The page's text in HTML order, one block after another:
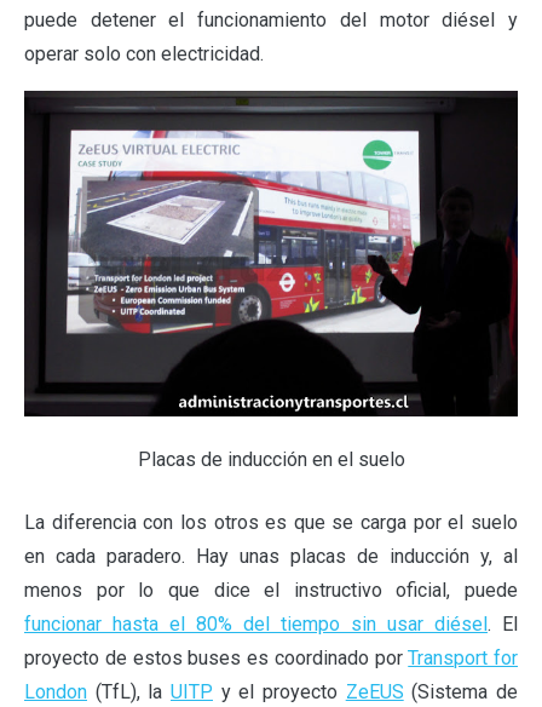
puede detener el funcionamiento del motor diésel y
operar solo con electricidad.
Placas de inducción en el suelo
La diferencia con los otros es que se carga por el suelo
en cada paradero. Hay unas placas de inducción y, al
menos por lo que dice el instructivo oficial, puede
funcionar hasta el 80% del tiempo sin usar diésel. El
proyecto de estos buses es coordinado porTransport for
London (TfL), la UITP y el proyecto ZeEUS (Sistema de